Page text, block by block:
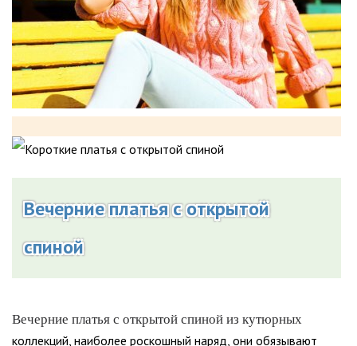
Вечерние платья с открытой
спиной
Вечерние платья с открытой спиной из кутюрных
коллекций, наиболее роскошный наряд, они обязывают